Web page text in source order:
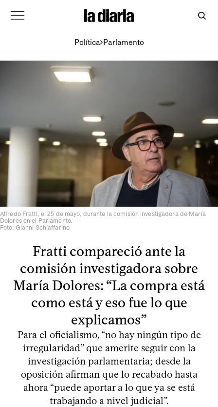
Política Parlamento
Alfredo Fratti, el 25 de mayo, durante la comisión investigadora de María
Dolores en el Parlamento.
Foto: Gianni Schiaffarino
Fratti compareció ante la
comisión investigadora sobre
María Dolores: “La compra está
como está y eso fue lo que
explicamos”
Para el oficialismo, “no hay ningún tipo de
irregularidad” que amerite seguir con la
investigación parlamentaria; desde la
oposición afirman que lo recabado hasta
ahora “puede aportar a lo que ya se está
trabajando a nivel judicial”.